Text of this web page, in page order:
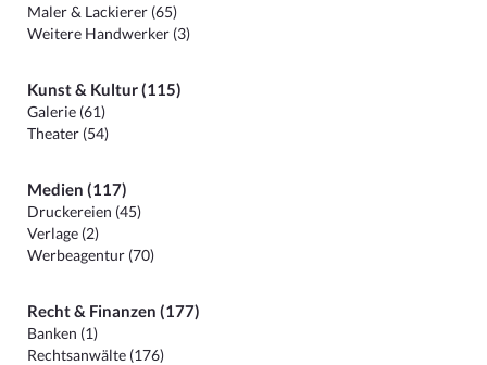
Maler & Lackierer (65)
Weitere Handwerker (3)
Kunst & Kultur (115)
Galerie (61)
Theater (54)
Medien (117)
Druckereien (45)
Verlage (2)
Werbeagentur (70)
Recht & Finanzen (177)
Banken (1)
Rechtsanwälte (176)